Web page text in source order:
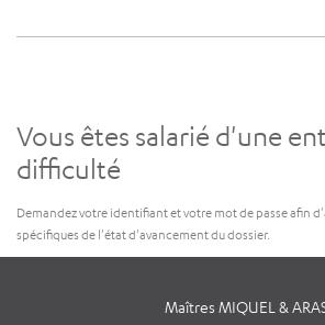
Vous êtes salarié d'une
difficulté
Demandez votre identifiant et votre mot de passe afin
spécifiques de l'état d'avancement du dossier.
Maîtres MIQUEL &